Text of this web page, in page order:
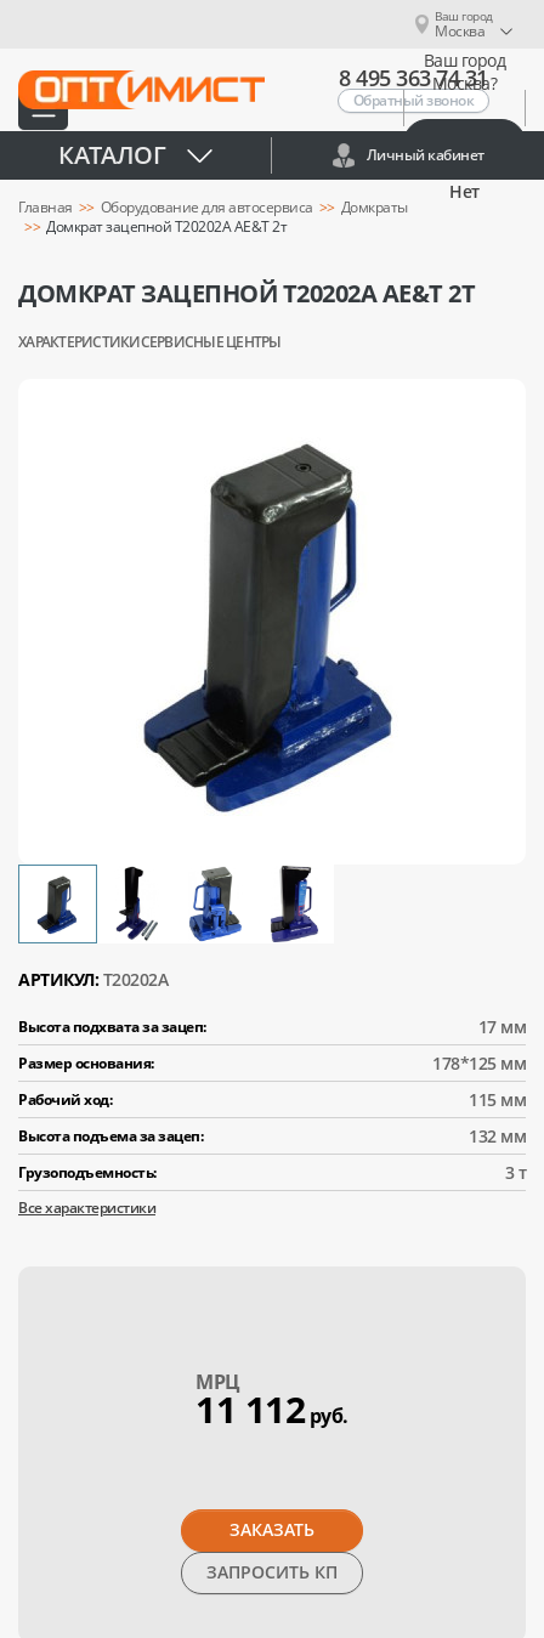
Ваш город
Москва
Ваш город
Москва?
Нет
8 495 363 74 31
Обратный звонок
КАТАЛОГ Личный кабинет
Главная Оборудование для автосервиса
Домкраты
Домкрат зацепной T20202A AE&T 2т
ДОМКРАТ ЗАЦЕПНОЙ T20202A AE&T 2Т
ХАРАКТЕРИСТИКИСЕРВИСНЫЕ ЦЕНТРЫ
АРТИКУЛ: T20202A
Высота подхвата за зацеп: 17 мм
Размер основания: 178*125 мм
Рабочий ход: 115 мм
Высота подъема за зацеп: 132 мм
Грузоподъемность: 3 т
Все характеристики
МPЦ
11 112руб.
ЗАКАЗАТЬ
ЗАПРОСИТЬ КП